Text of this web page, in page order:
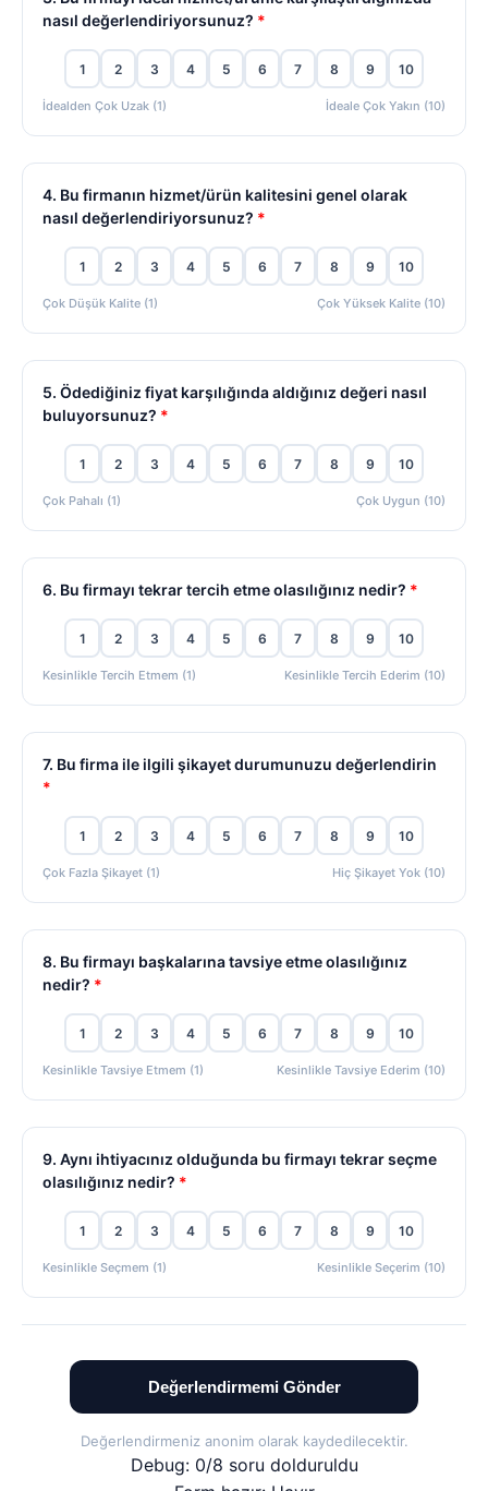
nasıl değerlendiriyorsunuz? *
1 2 3 4 5 6 7 8 9 10
İdealden Çok Uzak (1) İdeale Çok Yakın (10)
4. Bu firmanın hizmet/ürün kalitesini genel olarak
nasıl değerlendiriyorsunuz? *
1 2 3 4 5 6 7 8 9 10
Çok Düşük Kalite (1) Çok Yüksek Kalite (10)
5. Ödediğiniz fiyat karşılığında aldığınız değeri nasıl
buluyorsunuz? *
1 2 3 4 5 6 7 8 9 10
Çok Pahalı (1) Çok Uygun (10)
6. Bu firmayı tekrar tercih etme olasılığınız nedir? *
1 2 3 4 5 6 7 8 9 10
Kesinlikle Tercih Etmem (1) Kesinlikle Tercih Ederim (10)
7. Bu firma ile ilgili şikayet durumunuzu değerlendirin
*
1 2 3 4 5 6 7 8 9 10
Çok Fazla Şikayet (1) Hiç Şikayet Yok (10)
8. Bu firmayı başkalarına tavsiye etme olasılığınız
nedir? *
1 2 3 4 5 6 7 8 9 10
Kesinlikle Tavsiye Etmem (1) Kesinlikle Tavsiye Ederim (10)
9. Aynı ihtiyacınız olduğunda bu firmayı tekrar seçme
olasılığınız nedir? *
1 2 3 4 5 6 7 8 9 10
Kesinlikle Seçmem (1) Kesinlikle Seçerim (10)
Değerlendirmemi Gönder
Değerlendirmeniz anonim olarak kaydedilecektir.
Debug: 0/8 soru dolduruldu